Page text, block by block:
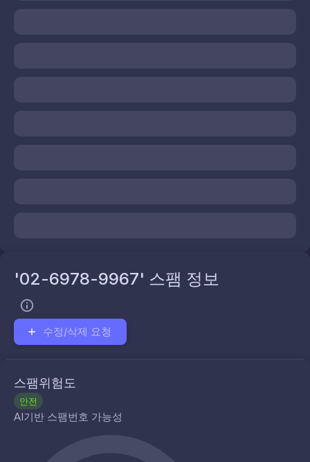
'02-6978-9967' 스팸 정보
수정/삭제 요청
스팸위험도
안전
AI기반 스팸번호 가능성